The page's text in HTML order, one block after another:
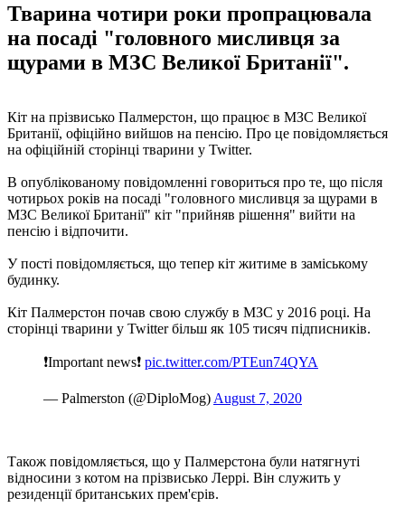
Тварина чотири роки пропрацювала
на посаді "головного мисливця за
щурами в МЗС Великої Британії".
Кіт на прізвисько Палмерстон, що працює в МЗС Великої
Британії, офіційно вийшов на пенсію. Про це повідомляється
на офіційній сторінці тварини у Twitter.
В опублікованому повідомленні говориться про те, що після
чотирьох років на посаді "головного мисливця за щурами в
МЗС Великої Британії" кіт "прийняв рішення" вийти на
пенсію і відпочити.
У пості повідомляється, що тепер кіт житиме в заміському
будинку.
Кіт Палмерстон почав свою службу в МЗС у 2016 році. На
сторінці тварини у Twitter більш як 105 тисяч підписників.
❗️Important news❗️ pic.twitter.com/PTEun74QYA
— Palmerston (@DiploMog) August 7, 2020
Також повідомляється, що у Палмерстона були натягнуті
відносини з котом на прізвисько Леррі. Він служить у
резиденції британських прем'єрів.